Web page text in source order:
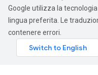
Google utilizza la
lingua preferita. Le
contenere errori.